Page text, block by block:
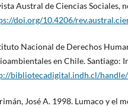
Austral de Ciencias Sociales,
doi.org/10.4206/
Nacional de Derechos
en Chile. Santiago:
bibliotecadigital.indh.cl/
José A. 1998. Lumaco y el